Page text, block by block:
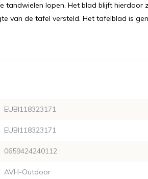
tandwielen lopen. Het blad blijft hierdoor
van de tafel versteld. Het tafelblad is
EUBI118323171
EUBI118323171
0659424240112
AVH-Outdoor